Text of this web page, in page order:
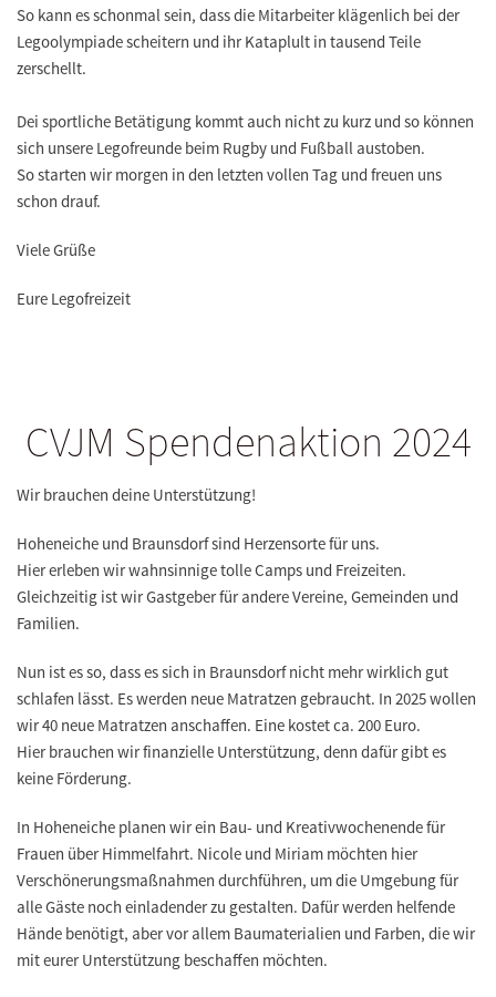
So kann es schonmal sein, dass die Mitarbeiter klägenlich bei der
Legoolympiade scheitern und ihr Kataplult in tausend Teile
zerschellt.
Dei sportliche Betätigung kommt auch nicht zu kurz und so können
sich unsere Legofreunde beim Rugby und Fußball austoben.
So starten wir morgen in den letzten vollen Tag und freuen uns
schon drauf.
Viele Grüße
Eure Legofreizeit
CVJM Spendenaktion 2024
Wir brauchen deine Unterstützung!
Hoheneiche und Braunsdorf sind Herzensorte für uns.
Hier erleben wir wahnsinnige tolle Camps und Freizeiten.
Gleichzeitig ist wir Gastgeber für andere Vereine, Gemeinden und
Familien.
Nun ist es so, dass es sich in Braunsdorf nicht mehr wirklich gut
schlafen lässt. Es werden neue Matratzen gebraucht. In 2025 wollen
wir 40 neue Matratzen anschaffen. Eine kostet ca. 200 Euro.
Hier brauchen wir finanzielle Unterstützung, denn dafür gibt es
keine Förderung.
In Hoheneiche planen wir ein Bau- und Kreativwochenende für
Frauen über Himmelfahrt. Nicole und Miriam möchten hier
Verschönerungsmaßnahmen durchführen, um die Umgebung für
alle Gäste noch einladender zu gestalten. Dafür werden helfende
Hände benötigt, aber vor allem Baumaterialien und Farben, die wir
mit eurer Unterstützung beschaffen möchten.